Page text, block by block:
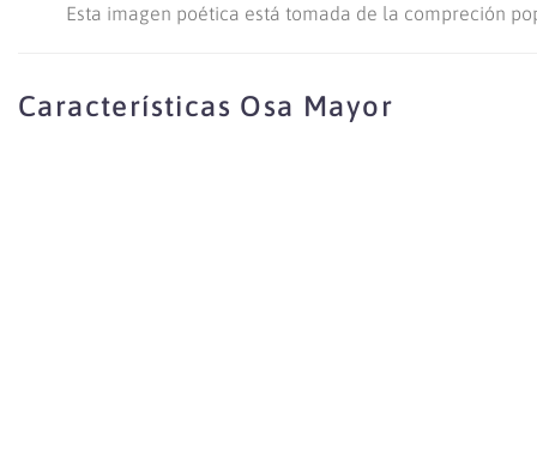
Esta imagen poética está tomada de la compreción
Características Osa Mayor